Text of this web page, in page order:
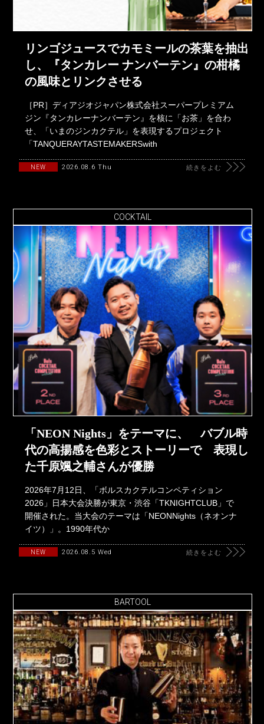
リンゴジュースでカモミールの茶葉を抽出
し、『タンカレー ナンバーテン』の柑橘
の風味とリンクさせる
［PR］ディアジオジャパン株式会社スーパープレミアム
ジン『タンカレーナンバーテン』を核に「お茶」を合わ
せ、「いまのジンカクテル」を表現するプロジェクト
「TANQUERAYTASTEMAKERSwith
NEW 2026.08.6 Thu 続きをよむ
COCKTAIL
「NEON Nights」をテーマに、 バブル時
代の高揚感を色彩とストーリーで 表現し
た千原颯之輔さんが優勝
2026年7月12日、「ボルスカクテルコンペティション
2026」日本大会決勝が東京・渋谷「TKNIGHTCLUB」で
開催された。当大会のテーマは「NEONNights（ネオンナ
イツ）」。1990年代か
NEW 2026.08.5 Wed 続きをよむ
BARTOOL